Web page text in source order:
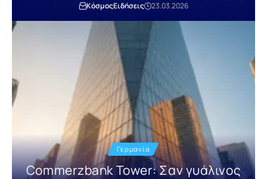
ΚόσμοςΕιδήσεις 23.03.2026
Γερμανία
Commerzbank Tower: Σαν γυάλινος